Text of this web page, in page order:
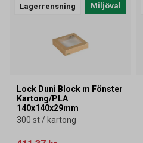
Lagerrensning Miljöval
Lock Duni Block m Fönster
Kartong/PLA
140x140x29mm
300 st / kartong